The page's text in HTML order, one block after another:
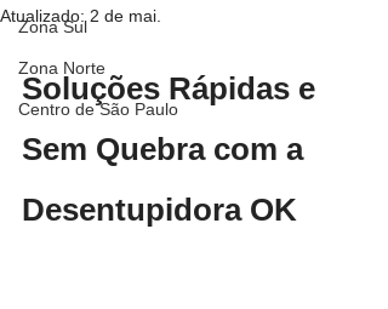
Zona Sul
Zona Norte
Centro de São Paulo
Atualizado: 2 de mai.
Soluções Rápidas e
Sem Quebra com a
Desentupidora OK